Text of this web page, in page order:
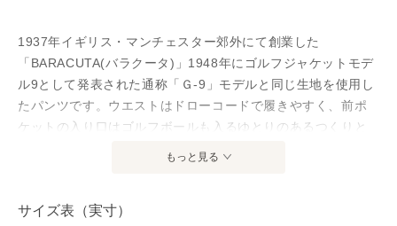
1937年イギリス・マンチェスター郊外にて創業した
「BARACUTA(バラクータ)」1948年にゴルフジャケットモデ
ル9として発表された通称「Ｇ-9」モデルと同じ生地を使用し
たパンツです。ウエストはドローコードで履きやすく、前ポ
ケットの入り口はゴルフボールも入るゆとりのあるつくりと
もっと見る
サイズ表（実寸）